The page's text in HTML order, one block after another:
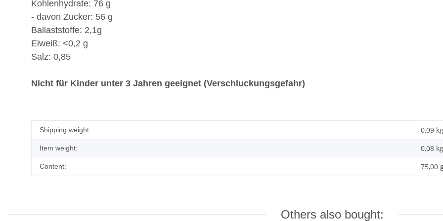
Kohlenhydrate: 76 g
- davon Zucker: 56 g
Ballaststoffe: 2,1g
Eiweiß: <0,2 g
Salz: 0,85
Nicht für Kinder unter 3 Jahren geeignet (Verschluckungsgefahr)
Item information
Value
Shipping weight: 0,09 kg
Item weight: 0,08 kg
Content: 75,00
Others also bought: